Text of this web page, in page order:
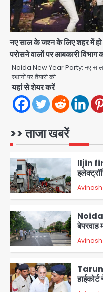
नए साल के जश्न के लिए शहर में हो
परोसने वालों पर आबकारी विभाग
Noida New Year Party: नए
स्थानों पर तैयारी की…
यहां से शेयर करें
>> ताजा खबरें
Air
में 5
की
पहुंचे
1
तेज
2
Iljin
चौंकाने
3
Noida
बेपरवाह
अध्यक्ष
4
Tarun
10 साल
Air
में 5